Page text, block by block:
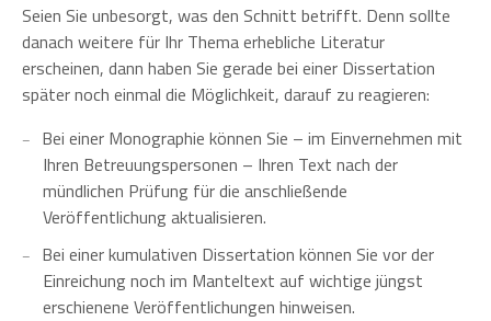
Seien Sie unbesorgt, was den Schnitt betrifft. Denn sollte
danach weitere für Ihr Thema erhebliche Literatur
erscheinen, dann haben Sie gerade bei einer Dissertation
später noch einmal die Möglichkeit, darauf zu reagieren:
Bei einer Monographie können Sie – im Einvernehmen mit
Ihren Betreuungspersonen – Ihren Text nach der
mündlichen Prüfung für die anschließende
Veröffentlichung aktualisieren.
Bei einer kumulativen Dissertation können Sie vor der
Einreichung noch im Manteltext auf wichtige jüngst
erschienene Veröffentlichungen hinweisen.